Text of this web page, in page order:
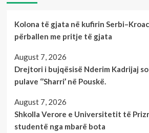
Kolona të gjata në kufirin
përballen me pritje të gjata
August 7, 2026
Drejtori i bujqësisë Nderim Kadrijaj
pulave ‘’Sharri’ në Pouskë.
August 7, 2026
Shkolla Verore e Universitetit të
studentë nga mbarë bota